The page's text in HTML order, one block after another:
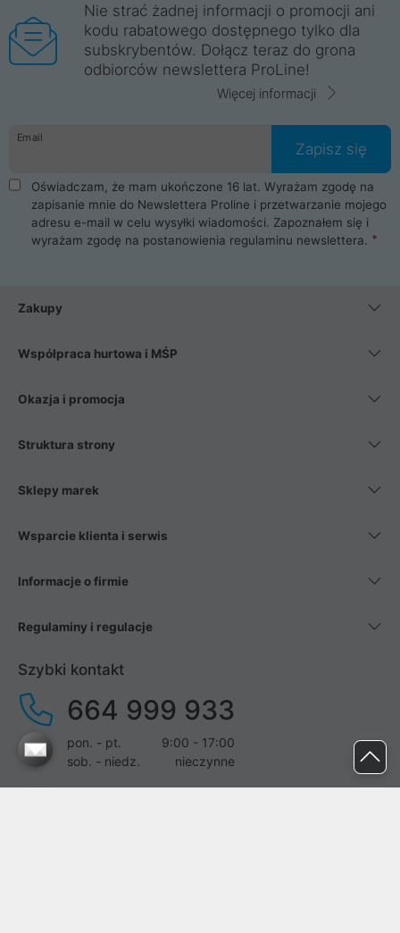
Nie strać żadnej informacji o promocji ani
kodu rabatowego dostępnego tylko dla
subskrybentów. Dołącz teraz do grona
odbiorców newslettera ProLine!
Więcej informacji
Email
Zapisz się
Oświadczam, że mam ukończone 16 lat. Wyrażam zgodę na
zapisanie mnie do Newslettera Proline i przetwarzanie mojego
adresu e-mail w celu wysyłki wiadomości. Zapoznałem się i
wyrażam zgodę na postanowienia regulaminu newslettera.
Zakupy
Współpraca hurtowa i MŚP
Okazja i promocja
Struktura strony
Sklepy marek
Wsparcie klienta i serwis
Informacje o firmie
Regulaminy i regulacje
Szybki kontakt
664 999 933
pon. - pt.
9:00 - 17:00
sob. - niedz.
nieczynne